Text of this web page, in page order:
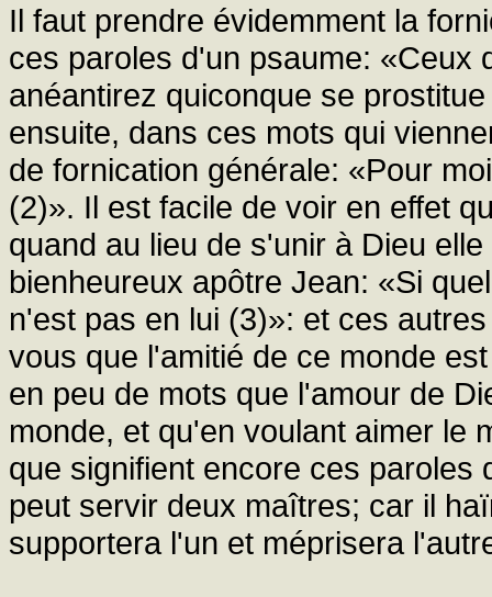
Il faut prendre évidemment la
ces paroles d'un psaume: «Ceux
anéantirez quiconque se
ensuite, dans ces mots qui
de fornication générale: «Pour
(2)». Il est facile de voir en effet
quand au lieu de s'unir à Dieu
bienheureux apôtre Jean: «Si
n'est pas en lui (3)»: et ces
vous que l'amitié de ce monde
en peu de mots que l'amour de
monde, et qu'en voulant aimer le
que signifient encore ces paroles
peut servir deux maîtres; car il
supportera l'un et méprisera